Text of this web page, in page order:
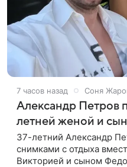
7 часов назад Соня
Александр Петров
летней женой и
37-летний Александр
снимками с отдыха
Викторией и сыном